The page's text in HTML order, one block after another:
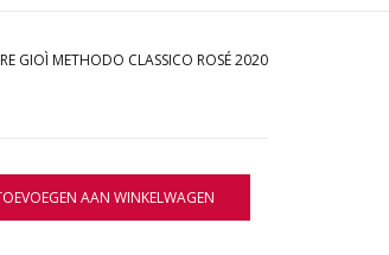
GIOÌ METHODO CLASSICO ROSÉ 2020
AAN WINKELWAGEN